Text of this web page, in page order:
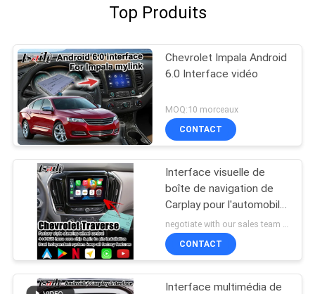
Top Produits
Chevrolet Impala Android
6.0 Interface vidéo
MOQ:10 morceaux
CONTACT
Interface visuelle de
boîte de navigation de
Carplay pour l'automobile
androïde de traversée de
Chevrolet
CONTACT
Interface multimédia de